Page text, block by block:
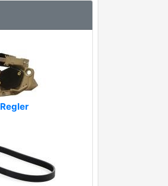
Regler